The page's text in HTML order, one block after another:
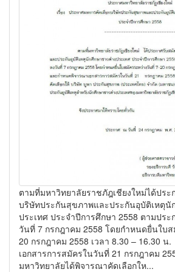
ตามที่มหาวิทยาลัยราชภัฎเชียงใหม่ได้ปร
บริษัทประกันสุขภาพและประกันอุบัติเหตุนั
ประเทศ ประจำปีการศึกษา 2558 ตามประ
วันที่ 7 กรกฎาคม 2558 โดยกำหนดยื่นใบ
20 กรกฎาคม 2558 เวลา 8.30 – 16.30
เอกสารการสมัครในวันที่ 21 กรก
มหาวิทยาลัยได้พิจารณาคัดเลือกให...